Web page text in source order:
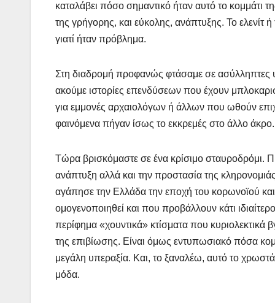
καταλάβει πόσο σημαντικό ήταν αυτό το κομμάτι
της γρήγορης, και εύκολης, ανάπτυξης. Το ελενίτ
γιατί ήταν πρόβλημα.
Στη διαδρομή προφανώς φτάσαμε σε ασύλληπτες
ακούμε ιστορίες επενδύσεων που έχουν
για εμμονές αρχαιολόγων ή άλλων που ωθούν
φαινόμενα πήγαν ίσως το εκκρεμές στο άλλο άκρο.
Τώρα βρισκόμαστε σε ένα κρίσιμο σταυροδρόμι.
ανάπτυξη αλλά και την προστασία της
αγάπησε την Ελλάδα την εποχή του κορωνοϊού
ομογενοποιηθεί και που προβάλλουν κάτι
περίφημα «χουντικά» κτίσματα που κυριολεκτικά
της επιβίωσης. Είναι όμως εντυπωσιακό πόσα
μεγάλη υπεραξία. Και, το ξαναλέω, αυτό το
μόδα.